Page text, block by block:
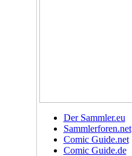
Der Sammler.eu
Sammlerforen.net
Comic Guide.net
Comic Guide.de